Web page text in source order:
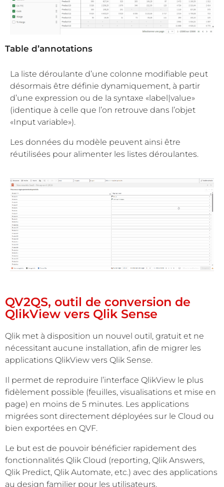
Table d’annotations
La liste déroulante d’une colonne modifiable peut
désormais être définie dynamiquement, à partir
d’une expression ou de la syntaxe «label|value»
(identique à celle que l’on retrouve dans l’objet
«Input variable»).
Les données du modèle peuvent ainsi être
réutilisées pour alimenter les listes déroulantes.
QV2QS, outil de conversion de
QlikView vers Qlik Sense
Qlik met à disposition un nouvel outil, gratuit et ne
nécessitant aucune installation, afin de migrer les
applications QlikView vers Qlik Sense.
Il permet de reproduire l’interface QlikView le plus
fidèlement possible (feuilles, visualisations et mise en
page) en moins de 5 minutes. Les applications
migrées sont directement déployées sur le Cloud ou
bien exportées en QVF.
Le but est de pouvoir bénéficier rapidement des
fonctionnalités Qlik Cloud (reporting, Qlik Answers,
Qlik Predict, Qlik Automate, etc.) avec des applications
au design familier pour les utilisateurs.